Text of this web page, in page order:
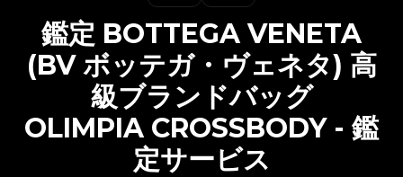
鑑定 BOTTEGA VENETA
(BV ボッテガ・ヴェネタ) 高
級ブランドバッグ
OLIMPIA CROSSBODY- 鑑
定サービス